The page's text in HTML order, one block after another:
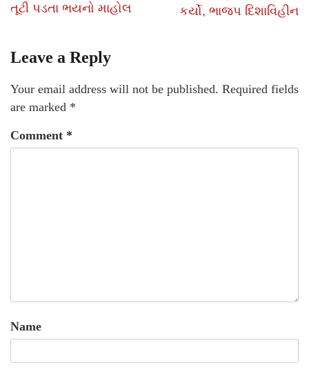
તૂટી પડતા ભયનો માહોલ
કર્યો, ભાજપ દિશાવિહીન
Leave a Reply
Your email address will not be published. Required fields
are marked *
Comment *
Name